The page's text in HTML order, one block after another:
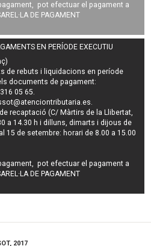
pot efectuar el pagament a
DE PAGAMENT
EN PERÍODE EXECUTIU
derebuts i liquidacions en període
documents de pagament:
05 65.
.
recaptació (C/ Màrtirs de la Llibertat,
a 14.30 h i dilluns, dimarts i dijous de
15 de setembre: horari de 8.00 a 15.00
pot efectuar el pagament a
DE PAGAMENT
2017